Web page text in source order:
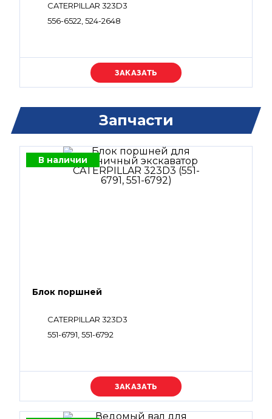
CATERPILLAR 323D3
556-6522, 524-2648
Уточняйте цену
Запчасти
В наличии
Блок поршней
CATERPILLAR 323D3
551-6791, 551-6792
Уточняйте цену